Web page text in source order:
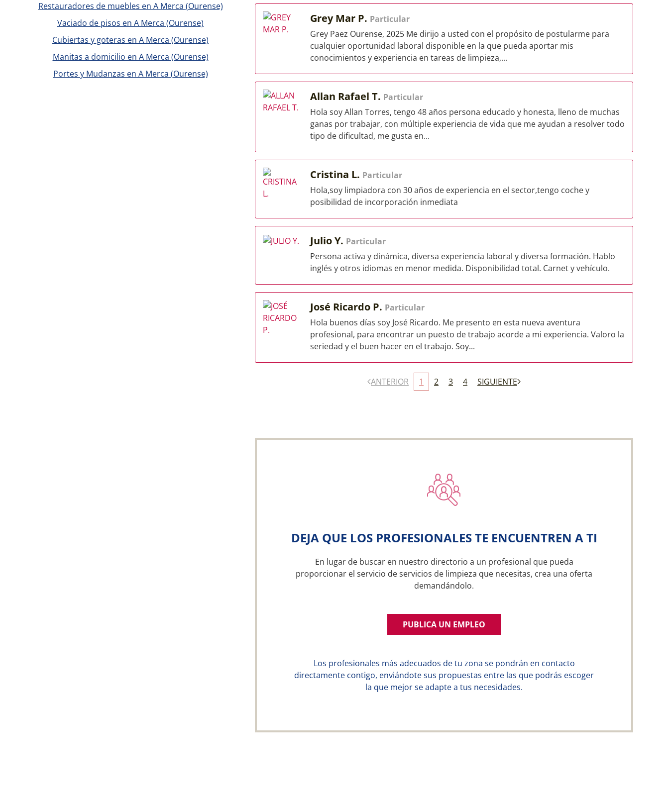
Grey Mar P. Particular
Grey Paez Ourense, 2025 Me dirijo a usted con el propósito de postularme para
cualquier oportunidad laboral disponible en la que pueda aportar mis
conocimientos y experiencia en tareas de limpieza,...
Allan Rafael T. Particular
Hola soy Allan Torres, tengo 48 años persona educado y honesta, lleno de muchas
ganas por trabajar, con múltiple experiencia de vida que me ayudan a resolver todo
tipo de dificultad, me gusta en...
Cristina L. Particular
Hola,soy limpiadora con 30 años de experiencia en el sector,tengo coche y
posibilidad de incorporación inmediata
Julio Y. Particular
Persona activa y dinámica, diversa experiencia laboral y diversa formación. Hablo
inglés y otros idiomas en menor medida. Disponibilidad total. Carnet y vehículo.
José Ricardo P. Particular
Hola buenos días soy José Ricardo. Me presento en esta nueva aventura
profesional, para encontrar un puesto de trabajo acorde a mi experiencia. Valoro la
seriedad y el buen hacer en el trabajo. Soy...
ANTERIOR 1 2 3 4 SIGUIENTE
DEJA QUE LOS PROFESIONALES TE ENCUENTREN A TI
En lugar de buscar en nuestro directorio a un profesional que pueda
proporcionar el servicio de servicios de limpieza que necesitas, crea una oferta
demandándolo.
PUBLICA UN EMPLEO
Los profesionales más adecuados de tu zona se pondrán en contacto
directamente contigo, enviándote sus propuestas entre las que podrás escoger
la que mejor se adapte a tus necesidades.
Restauradores de muebles en A Merca (Ourense)
Vaciado de pisos en A Merca (Ourense)
Cubiertas y goteras en A Merca (Ourense)
Manitas a domicilio en A Merca (Ourense)
Portes y Mudanzas en A Merca (Ourense)